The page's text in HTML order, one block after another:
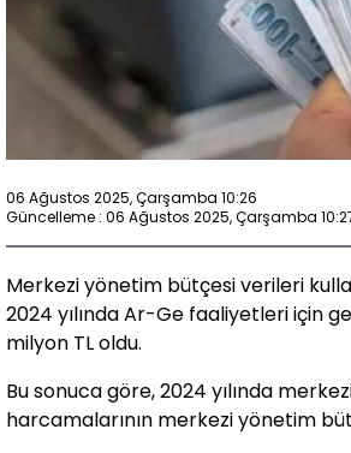
06 Ağustos 2025, Çarşamba 10:26
Güncelleme : 06 Ağustos 2025, Çarşamba
Merkezi yönetim bütçesi verileri
2024 yılında Ar-Ge faaliyetleri için
milyon TL oldu.
Bu sonuca göre, 2024 yılında
harcamalarının merkezi yönetim